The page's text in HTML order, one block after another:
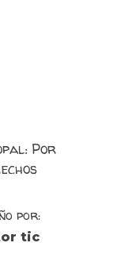
Por
por:
tic